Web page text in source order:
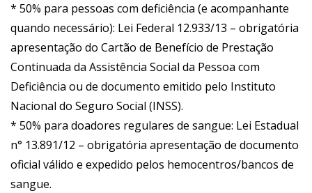
* 50% para pessoas com deficiência (e acompanhante
quando necessário): Lei Federal 12.933/13 – obrigatória
apresentação do Cartão de Benefício de Prestação
Continuada da Assistência Social da Pessoa com
Deficiência ou de documento emitido pelo Instituto
Nacional do Seguro Social (INSS).
* 50% para doadores regulares de sangue: Lei Estadual
n° 13.891/12 – obrigatória apresentação de documento
oficial válido e expedido pelos hemocentros/bancos de
sangue.